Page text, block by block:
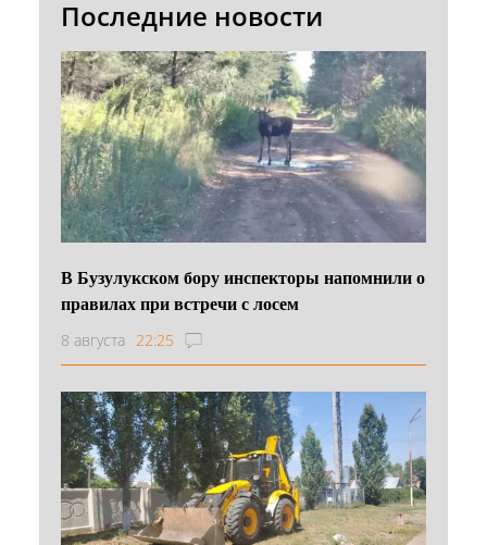
Последние новости
В Бузулукском бору инспекторы напомнили о
правилах при встречи с лосем
8 августа 22:25